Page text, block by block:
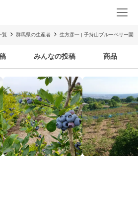
覧 群馬県の生産者 生方彦一 | 子持山ブルーベリー園
みんなの投稿 商品